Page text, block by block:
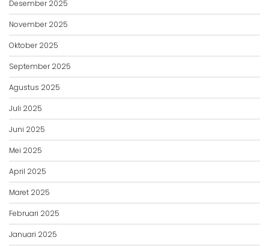
Desember 2025
November 2025
Oktober 2025
September 2025
Agustus 2025
Juli 2025
Juni 2025
Mei 2025
April 2025
Maret 2025
Februari 2025
Januari 2025